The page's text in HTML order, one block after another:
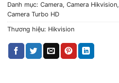
Danh mục: Camera, Camera Hikvision,
Camera Turbo HD
Thương hiệu: Hikvision